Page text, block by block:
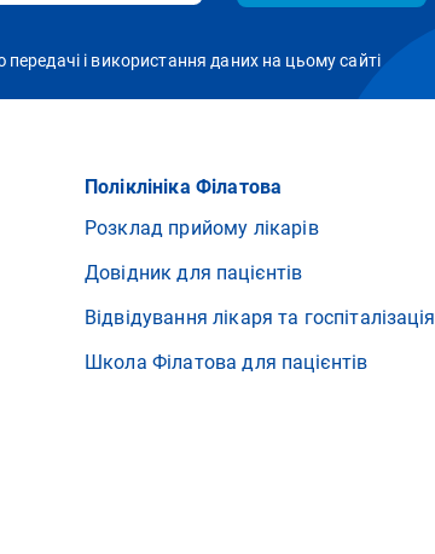
передачі і використання даних на цьому сайті
Поліклініка Філатова
Розклад прийому лікарів
Довідник для пацієнтів
Відвідування лікаря та госпіталізація
Школа Філатова для пацієнтів